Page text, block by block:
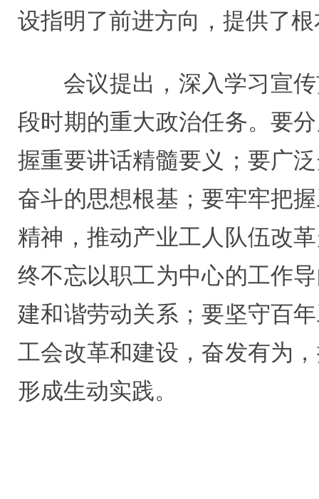
设指明了前进方向，提供了
会议提出，深入学习宣
段时期的重大政治任务。要
握重要讲话精髓要义；要广
奋斗的思想根基；要牢牢把
精神，推动产业工人队伍改
终不忘以职工为中心的工作
建和谐劳动关系；要坚守百
工会改革和建设，奋发有为
形成生动实践。